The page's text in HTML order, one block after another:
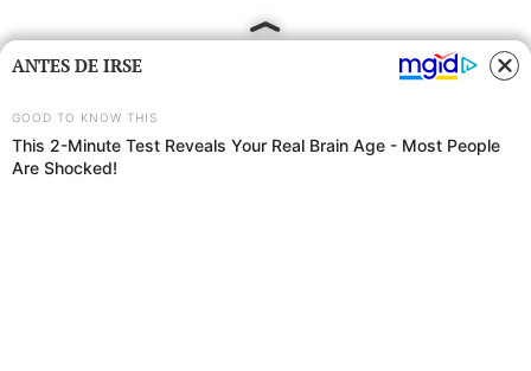
ANTES DE IRSE